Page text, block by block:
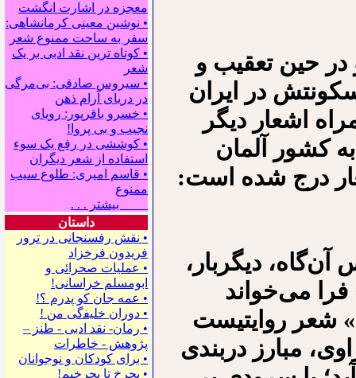
معجزه در اشارت انگشت
• نوشین معینی کرمانشاهی:
سفر به ساحت ممنوع شعر
• کوتاه ترین نقد ادبی بر یک
شعر
• سیروس صادقی: بی‌مرگی
در دریای آرام ذهن
• خسرو باقرپور: ﺭوﻳﺎﻯ
ﻧﺠﻴﺐ ﻭ ﺑﻰ ﭘﺮﻭﺍ!
• کوششی در رفع یک سوء
استفاده از شعر دیگران
• قاسم امیری: طلوع سیب
ممنوع
بیشتر . . .
داستان
• نقش رفسنجانی در ترور
فریدون فرخزاد
• عملیات صحرائی و
ابومسلم خراسانی!
• ﻋﻤﻪ ﺟﺎﻥ ﻛﻮ ﭘﺪﺭﻡ ؟!
• ﺩﻭﺭﺍﻥ ﺧﻠﻴﻔگی ﻣﻦ !
• رمان- نقد ادبی - طنز –
پژوهش - خاطرات
• ﺑﺮﺍﻯ ﻛﻮﺩﻛﺎﻥ ﻭ ﻧﻮﺟﻮﺍﻧﺎﻥ
• بچرخ تا بچرخیم!
حین تعقیب و
در ایران
اشعار دیگر
کشور‌ آلمان
درج شده است:
دیگربار،
فرا می‌خواند
شعر روایتیست
مبارز دربندی